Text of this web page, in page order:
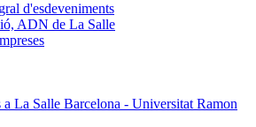
d'esdeveniments
ADN de La Salle
La Salle Barcelona - Universitat Ramon